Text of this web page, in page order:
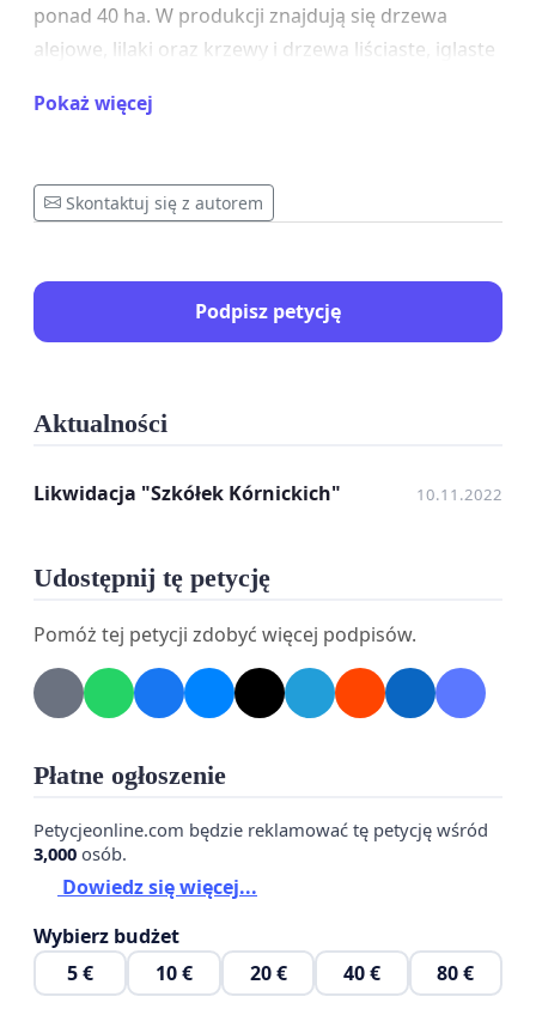
ponad 40 ha. W produkcji znajdują się drzewa
alejowe, lilaki oraz krzewy i drzewa liściaste, iglaste
granicą.
Zakład Doświadczalny z końcem roku 2022 ma
zaprzestanie wyprzedaży roślin zmierzającej do
Pokaż więcej
Skontaktuj się z autorem
Podpisz petycję
Aktualności
Likwidacja "Szkółek Kórnickich" 10.11.2022
Udostępnij tę petycję
Pomóż tej petycji zdobyć więcej podpisów.
Płatne ogłoszenie
Petycjeonline.com będzie reklamować tę petycję wśród
3,000 osób.
Dowiedz się więcej...
Wybierz budżet
5 €
10 € 20 € 40 € 80 €